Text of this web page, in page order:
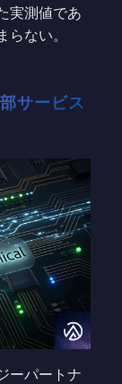
実測値であ
ない。
サービス
ーパートナ